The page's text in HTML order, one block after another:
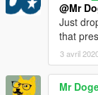
@Mr
Just
that
3 avril
Mr